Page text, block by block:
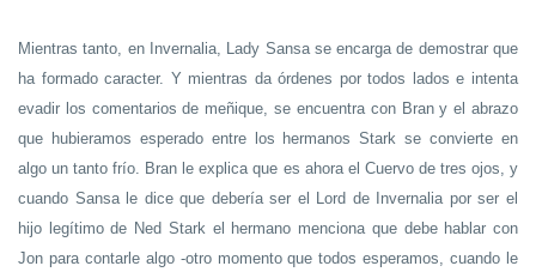
Mientras tanto, en Invernalia, Lady Sansa se encarga de demostrar que
ha formado caracter. Y mientras da órdenes por todos lados e intenta
evadir los comentarios de meñique, se encuentra con Bran y el abrazo
que hubieramos esperado entre los hermanos Stark se convierte en
algo un tanto frío. Bran le explica que es ahora el Cuervo de tres ojos, y
cuando Sansa le dice que debería ser el Lord de Invernalia por ser el
hijo legítimo de Ned Stark el hermano menciona que debe hablar con
Jon para contarle algo -otro momento que todos esperamos, cuando le